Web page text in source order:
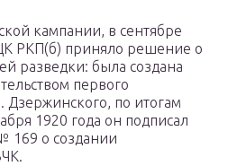
кампании, в сентябре
РКП(б) приняло решение о
разведки: была создана
первого
по итогам
1920 года он подписал
169 о создании